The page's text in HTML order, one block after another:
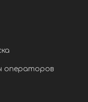
операторов